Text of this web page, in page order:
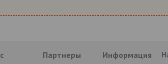
Партнеры
Информация